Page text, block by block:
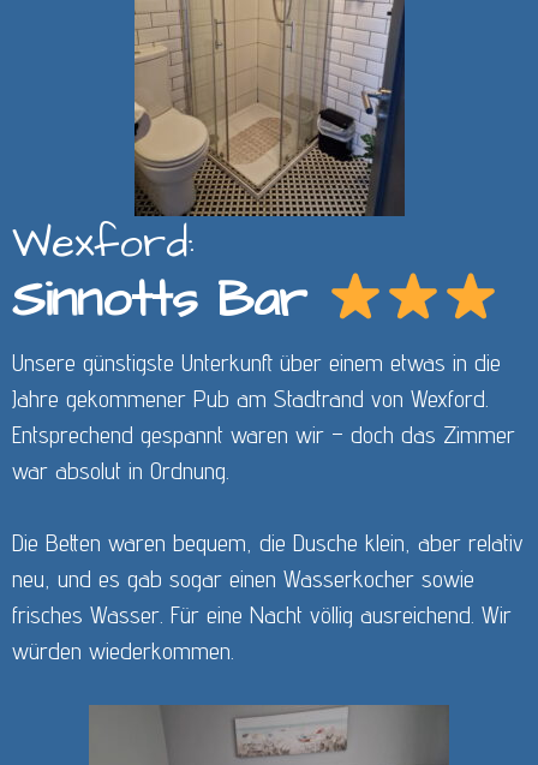
Wexford:
Sinnotts Bar
Unsere günstigste Unterkunft über einem etwas in die
Jahre gekommener Pub am Stadtrand von Wexford.
Entsprechend gespannt waren wir – doch das Zimmer
war absolut in Ordnung.
Die Betten waren bequem, die Dusche klein, aber relativ
neu, und es gab sogar einen Wasserkocher sowie
frisches Wasser. Für eine Nacht völlig ausreichend. Wir
würden wiederkommen.